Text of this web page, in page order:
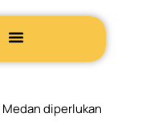
Medan diperlukan